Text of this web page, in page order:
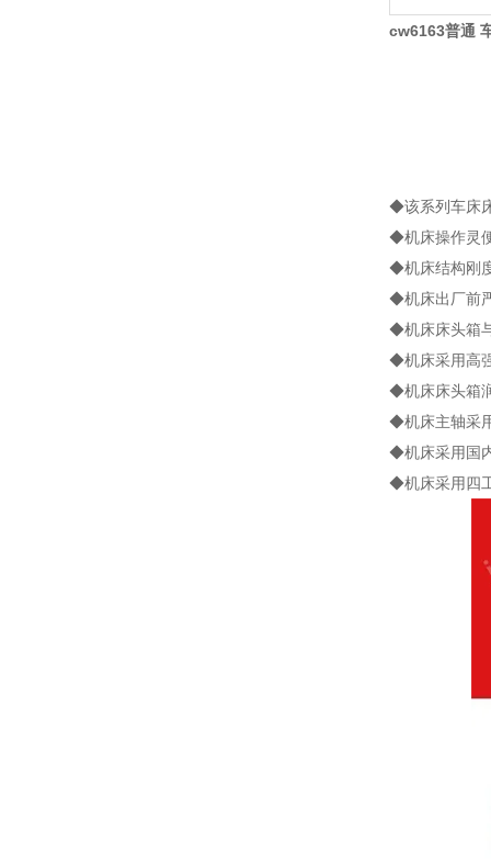
cw6163普通
◆该系列车床
◆机床操作灵
◆机床结构刚
◆机床出厂前
◆机床床头箱
◆机床采用高
◆机床床头箱
◆机床主轴采
◆机床采用国
◆机床采用四